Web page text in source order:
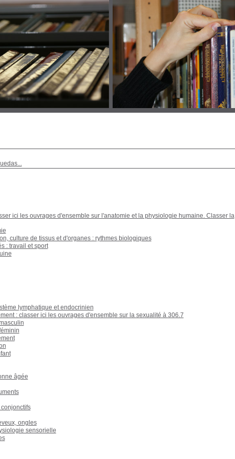
ici les ouvrages d'ensemble sur l'anatomie et la physiologie humaine. Classer la
culture de tissus et d'organes : rythmes biologiques
: travail et sport
lymphatique et endocrinien
: classer ici les ouvrages d'ensemble sur la sexualité à 306.7
âgée
ongles
sensorielle